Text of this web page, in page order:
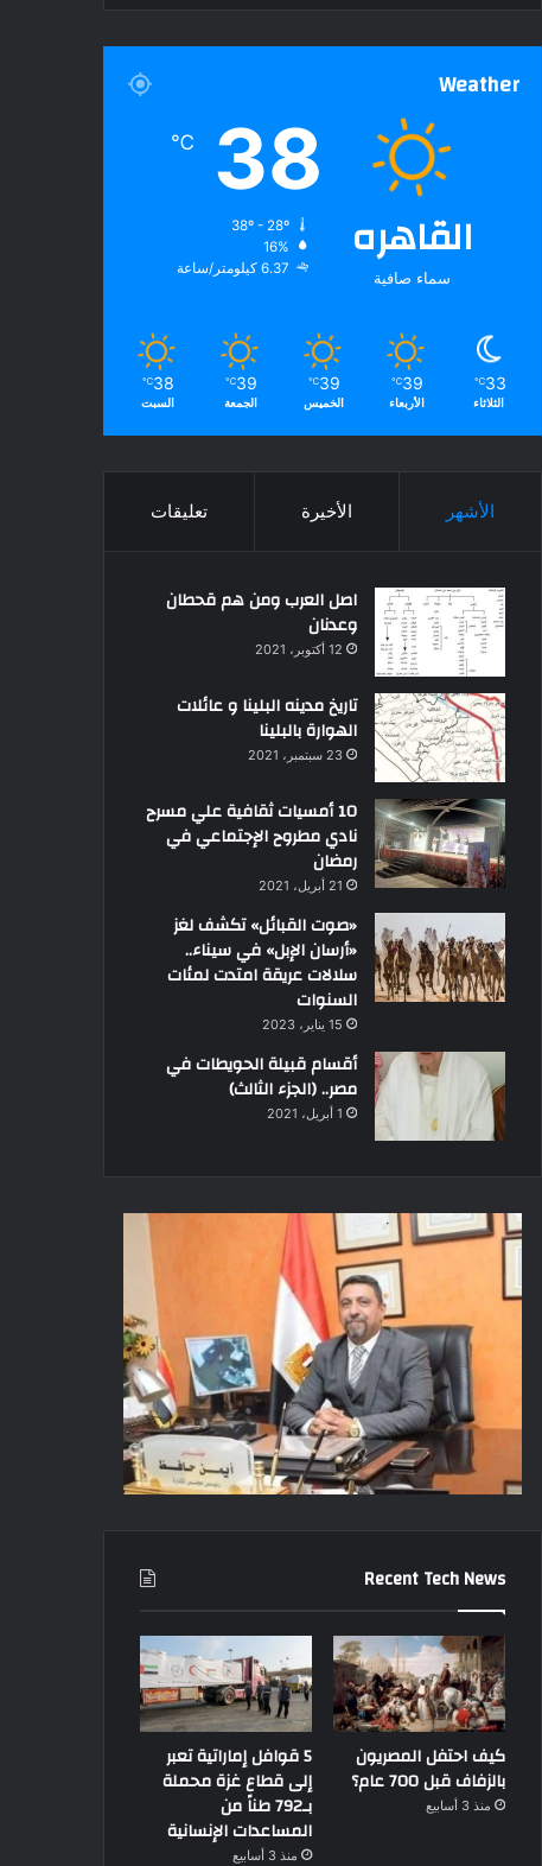
Weather
القاهره
سماء صافية
38
℃
16%
6.37 كيلومتر/ساعة
33
℃
الثلاثاء
39
℃
الأربعاء
39
℃
الخميس
39
℃
الجمعة
38
℃
السبت
الأشهر الأخيرة تعليقات
اصل العرب ومن هم قحطان
وعدنان
12 أكتوبر، 2021
تاريخ مدينه البلينا و عائلات
الهوارة بالبلينا
23 سبتمبر، 2021
10 أمسيات ثقافية علي مسرح
نادي مطروح الإجتماعي في
رمضان
21 أبريل، 2021
«صوت القبائل» تكشف لغز
«أرسان الإبل» في سيناء..
سلالات عريقة امتدت لمئات
السنوات
15 يناير، 2023
أقسام قبيلة الحويطات في
مصر.. (الجزء الثالث)
1 أبريل، 2021
Recent Tech News
كيف احتفل المصريون
بالزفاف قبل 700 عام؟
منذ 3 أسابيع
5 قوافل إماراتية تعبر
إلى قطاع غزة محملة
بـ792 طناً من
المساعدات الإنسانية
منذ 3 أسابيع